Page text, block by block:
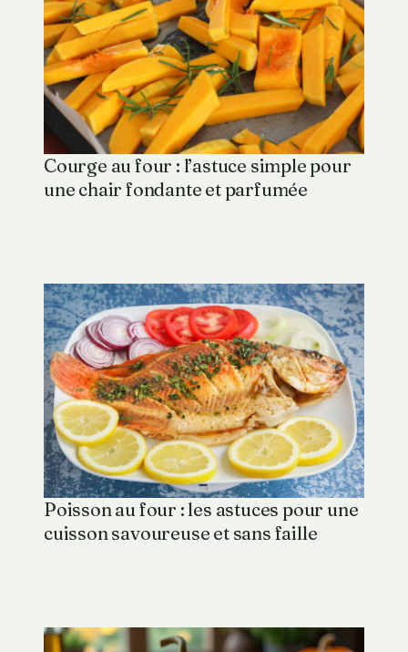
Courge au four : l’astuce simple pour
une chair fondante et parfumée
Poisson au four : les astuces pour une
cuisson savoureuse et sans faille